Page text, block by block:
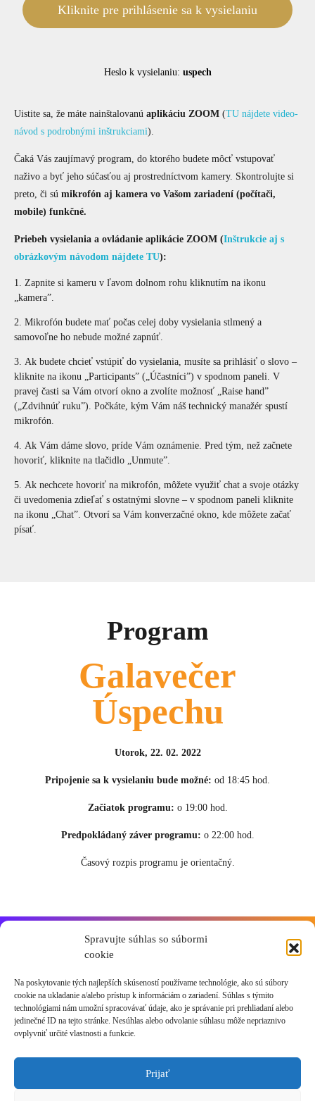
Spravujte súhlas so súbormi
cookie
Na poskytovanie tých najlepších skúseností používame technológie, ako sú súbory
cookie na ukladanie a/alebo prístup k informáciám o zariadení. Súhlas s týmito
technológiami nám umožní spracovávať údaje, ako je správanie pri prehliadaní alebo
jedinečné ID na tejto stránke. Nesúhlas alebo odvolanie súhlasu môže nepriaznivo
ovplyvniť určité vlastnosti a funkcie.
Prijať
Kliknite pre prihlásenie sa k vysielaniu
Heslo k vysielaniu: uspech
Uistite sa, že máte nainštalovanú aplikáciu ZOOM (TU nájdete video-
návod s podrobnými inštrukciami).
Čaká Vás zaujímavý program, do ktorého budete môcť vstupovať
naživo a byť jeho súčasťou aj prostredníctvom kamery. Skontrolujte si
preto, či sú mikrofón aj kamera vo Vašom zariadení (počítači,
mobile) funkčné.
Priebeh vysielania a ovládanie aplikácie ZOOM (Inštrukcie aj s
obrázkovým návodom nájdete TU):
Zapnite si kameru v ľavom dolnom rohu kliknutím na ikonu
„kamera”.
Mikrofón budete mať počas celej doby vysielania stlmený a
samovoľne ho nebude možné zapnúť.
Ak budete chcieť vstúpiť do vysielania, musíte sa prihlásiť o slovo –
kliknite na ikonu „Participants” („Účastníci”) v spodnom paneli. V
pravej časti sa Vám otvorí okno a zvolíte možnosť „Raise hand”
(„Zdvihnúť ruku”). Počkáte, kým Vám náš technický manažér spustí
mikrofón.
Ak Vám dáme slovo, príde Vám oznámenie. Pred tým, než začnete
hovoriť, kliknite na tlačidlo „Unmute”.
Ak nechcete hovoriť na mikrofón, môžete využiť chat a svoje otázky
či uvedomenia zdieľať s ostatnými slovne – v spodnom paneli kliknite
na ikonu „Chat”. Otvorí sa Vám konverzačné okno, kde môžete začať
písať.
Program
Galavečer
Úspechu
Utorok, 22. 02. 2022
Pripojenie sa k vysielaniu bude možné: od 18:45 hod.
Začiatok programu: o 19:00 hod.
Predpokládaný záver programu: o 22:00 hod.
Časový rozpis programu je orientačný.
Máte ďalšie otázky?
V prípade akýchkoľvek otázok nás neváhajte kontaktovať e-mailom na
akademia@andywinson.comalebo telefonicky na čísle+421 908 777
808.Na telefóne sme vám k dispozícii od 8:00 do 16:00 hod. V prípade